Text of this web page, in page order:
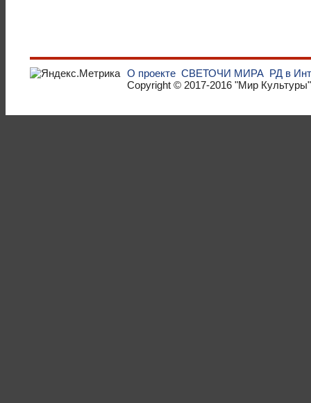
О проекте СВЕТОЧИ МИРА РД в
Copyright © 2017-2016 "Мир Культуры"